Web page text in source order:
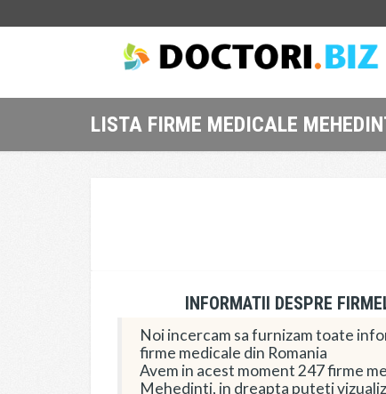
LISTA FIRME MEDICALE
INFORMATII DESPRE
Noi incercam sa furnizam toate
firme medicale din Romania
Avem in acest moment 247 firme
Mehedinti, in dreapta puteti